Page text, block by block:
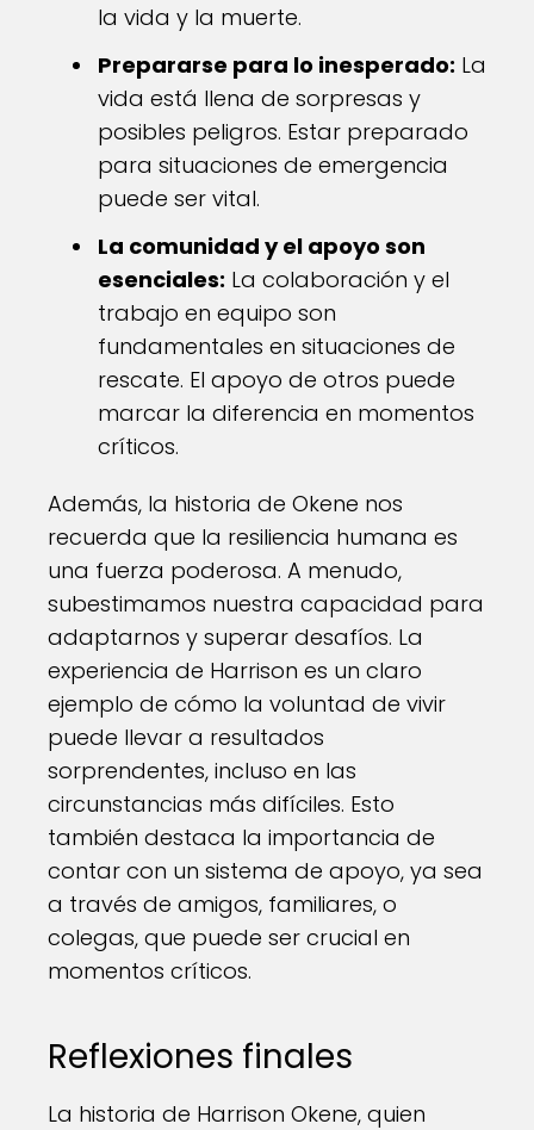
la vida y la muerte.
Prepararse para lo inesperado: La
vida está llena de sorpresas y
posibles peligros. Estar preparado
para situaciones de emergencia
puede ser vital.
La comunidad y el apoyo son
esenciales: La colaboración y el
trabajo en equipo son
fundamentales en situaciones de
rescate. El apoyo de otros puede
marcar la diferencia en momentos
críticos.
Además, la historia de Okene nos
recuerda que la resiliencia humana es
una fuerza poderosa. A menudo,
subestimamos nuestra capacidad para
adaptarnos y superar desafíos. La
experiencia de Harrison es un claro
ejemplo de cómo la voluntad de vivir
puede llevar a resultados
sorprendentes, incluso en las
circunstancias más difíciles. Esto
también destaca la importancia de
contar con un sistema de apoyo, ya sea
a través de amigos, familiares, o
colegas, que puede ser crucial en
momentos críticos.
Reflexiones finales
La historia de Harrison Okene, quien